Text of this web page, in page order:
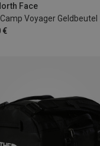
Face
Voyager Geldbeutel
€